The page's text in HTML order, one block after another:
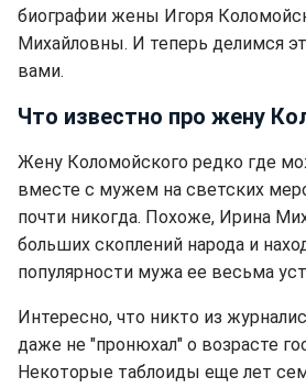
биографии жены Игоря
Михайловны. И теперь делимся
вами.
Что известно про жену
Жену Коломойского редко где
вместе с мужем на светских
почти никогда. Похоже, Ирина
больших скоплений народа и
популярности мужа ее весьма
Интересно, что никто из
даже не "пронюхал" о возрасте
Некоторые таблоиды еще лет